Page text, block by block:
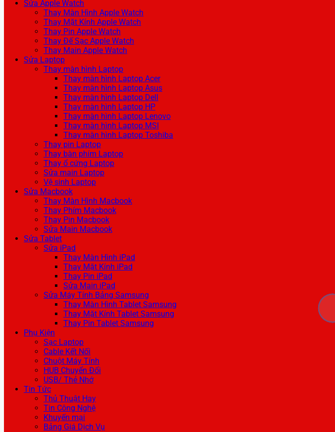
Sửa Apple Watch
Thay Màn Hình Apple Watch
Thay Mặt Kính Apple Watch
Thay Pin Apple Watch
Thay Đế Sạc Apple Watch
Thay Main Apple Watch
Sửa Laptop
Thay màn hình Laptop
Thay màn hình Laptop Acer
Thay màn hình Laptop Asus
Thay màn hình Laptop Dell
Thay màn hình Laptop HP
Thay màn hình Laptop Lenovo
Thay màn hình Laptop MSI
Thay màn hình Laptop Toshiba
Thay pin Laptop
Thay bàn phím Laptop
Thay ổ cứng Laptop
Sửa main Laptop
Vệ sinh Laptop
Sửa Macbook
Thay Màn Hình Macbook
Thay Phím Macbook
Thay Pin Macbook
Sửa Main Macbook
Sửa Tablet
Sửa iPad
Thay Màn Hình iPad
Thay Mặt Kính iPad
Thay Pin iPad
Sửa Main iPad
Sửa Máy Tính Bảng Samsung
Thay Màn Hình Tablet Samsung
Thay Mặt Kính Tablet Samsung
Thay Pin Tablet Samsung
Phụ Kiện
Sạc Laptop
Cable Kết Nối
Chuột Máy Tính
HUB Chuyển Đổi
USB/ Thẻ Nhớ
Tin Tức
Thủ Thuật Hay
Tin Công Nghệ
Khuyến mại
Bảng Giá Dịch Vụ